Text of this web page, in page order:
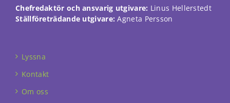
Chefredaktör och ansvarig utgivare: Linus Hellerstedt
Ställföreträdande utgivare: Agneta Persson
Lyssna
Kontakt
Om oss